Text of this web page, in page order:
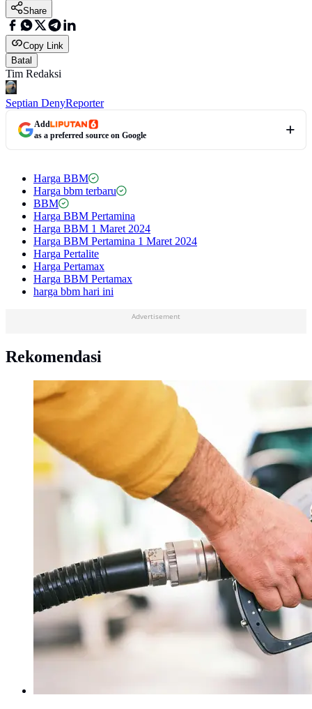
Share
Copy Link
Batal
Tim Redaksi
Septian DenyReporter
Add
as a preferred source on Google
Harga BBM
Harga bbm terbaru
BBM
Harga BBM Pertamina
Harga BBM 1 Maret 2024
Harga BBM Pertamina 1 Maret 2024
Harga Pertalite
Harga Pertamax
Harga BBM Pertamax
harga bbm hari ini
Advertisement
Rekomendasi